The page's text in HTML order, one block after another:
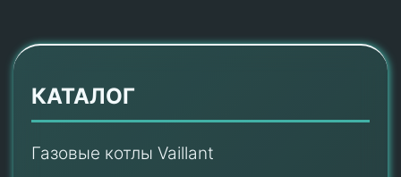
КАТАЛОГ
Газовые котлы Vaillant